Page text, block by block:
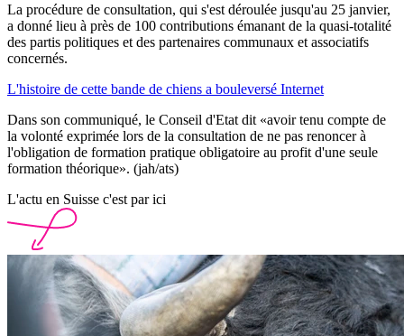
La procédure de consultation, qui s'est déroulée jusqu'au 25 janvier,
a donné lieu à près de 100 contributions émanant de la quasi-totalité
des partis politiques et des partenaires communaux et associatifs
concernés.
L'histoire de cette bande de chiens a bouleversé Internet
Dans son communiqué, le Conseil d'Etat dit «avoir tenu compte de
la volonté exprimée lors de la consultation de ne pas renoncer à
l'obligation de formation pratique obligatoire au profit d'une seule
formation théorique». (jah/ats)
L'actu en Suisse c'est par ici